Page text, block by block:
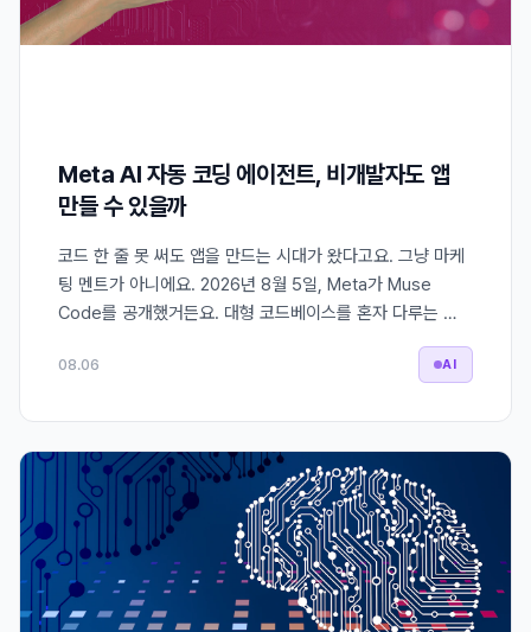
Meta AI 자동 코딩 에이전트, 비개발자도 앱
만들 수 있을까
코드 한 줄 못 써도 앱을 만드는 시대가 왔다고요. 그냥 마케
팅 멘트가 아니에요. 2026년 8월 5일, Meta가 Muse
Code를 공개했거든요. 대형 코드베이스를 혼자 다루는 …
08.06 AI